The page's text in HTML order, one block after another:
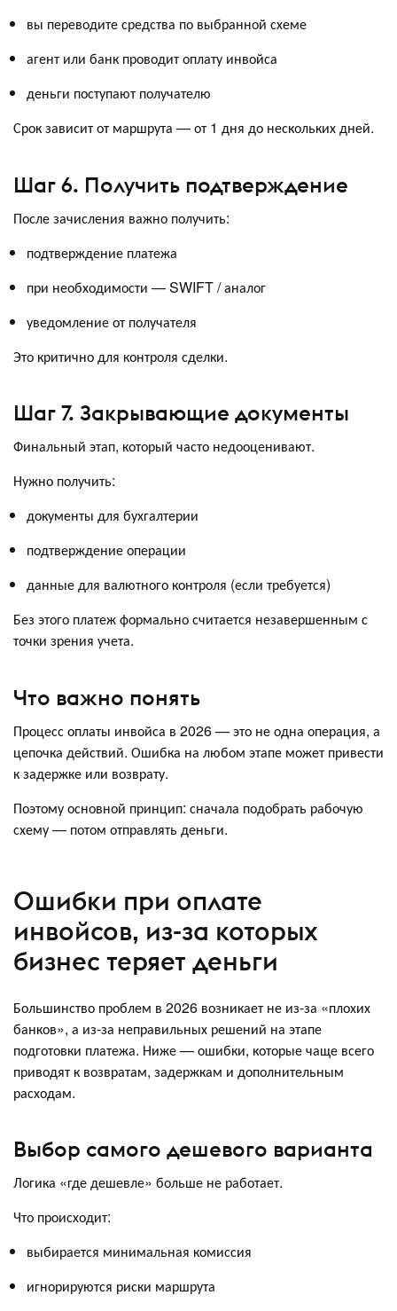
вы переводите средства по выбранной схеме
агент или банк проводит оплату инвойса
деньги поступают получателю
Срок зависит от маршрута — от 1 дня до нескольких дней.
Шаг 6. Получить подтверждение
После зачисления важно получить:
подтверждение платежа
при необходимости — SWIFT / аналог
уведомление от получателя
Это критично для контроля сделки.
Шаг 7. Закрывающие документы
Финальный этап, который часто недооценивают.
Нужно получить:
документы для бухгалтерии
подтверждение операции
данные для валютного контроля (если требуется)
Без этого платеж формально считается незавершенным с
точки зрения учета.
Что важно понять
Процесс оплаты инвойса в 2026 — это не одна операция, а
цепочка действий. Ошибка на любом этапе может привести
к задержке или возврату.
Поэтому основной принцип: сначала подобрать рабочую
схему — потом отправлять деньги.
Ошибки при оплате
инвойсов, из-за которых
бизнес теряет деньги
Большинство проблем в 2026 возникает не из-за «плохих
банков», а из-за неправильных решений на этапе
подготовки платежа. Ниже — ошибки, которые чаще всего
приводят к возвратам, задержкам и дополнительным
расходам.
Выбор самого дешевого варианта
Логика «где дешевле» больше не работает.
Что происходит:
выбирается минимальная комиссия
игнорируются риски маршрута